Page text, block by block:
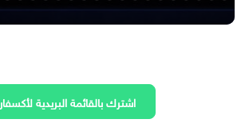
اشترك بالقائمة البريدية لأكسفار